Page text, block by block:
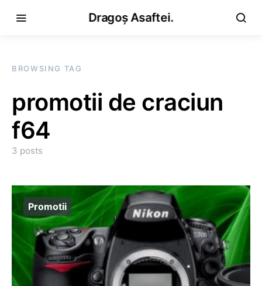
Dragoș Asaftei.
BROWSING TAG
promotii de craciun
f64
3 posts
Promotii